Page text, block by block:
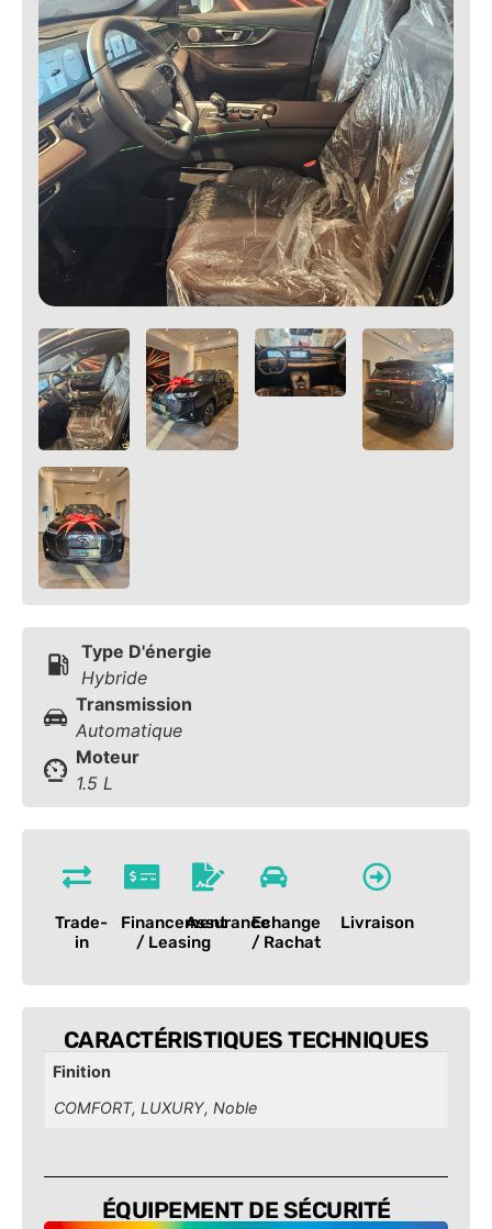
Type D'énergie
Hybride
Transmission
Automatique
Moteur
1.5 L
Trade-
in
Financement
/ Leasing
AssuranceEchange
/ Rachat
Livraison
CARACTÉRISTIQUES TECHNIQUES
Finition
COMFORT, LUXURY, Noble
ÉQUIPEMENT DE SÉCURITÉ